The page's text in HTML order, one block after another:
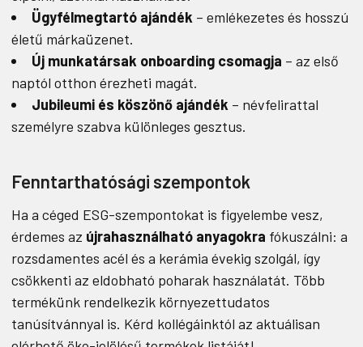
Ügyfélmegtartó ajándék – emlékezetes és hosszú
életű márkaüzenet.
Új munkatársak onboarding csomagja – az első
naptól otthon érezheti magát.
Jubileumi és köszönő ajándék – névfelirattal
személyre szabva különleges gesztus.
Fenntarthatósági szempontok
Ha a céged ESG-szempontokat is figyelembe vesz,
érdemes az újrahasználható anyagokra fókuszálni: a
rozsdamentes acél és a kerámia évekig szolgál, így
csökkenti az eldobható poharak használatát. Több
termékünk rendelkezik környezettudatos
tanúsítvánnyal is. Kérd kollégáinktól az aktuálisan